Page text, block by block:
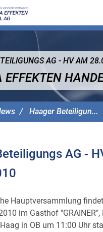
Haager Beteiligun...
AG - HV AM
EFFEKTEN
AG -
Hauptversammlung
im Gasthof
in OB um 11:00 Uhr